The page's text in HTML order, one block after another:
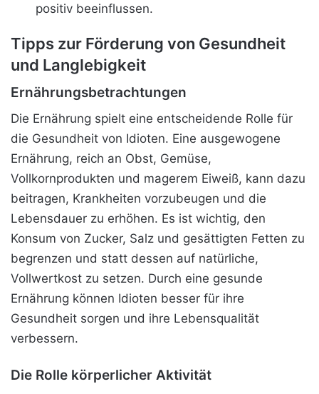
positiv beeinflussen.
Tipps zur Förderung von Gesundheit
und Langlebigkeit
Ernährungsbetrachtungen
Die Ernährung spielt eine entscheidende Rolle für
die Gesundheit von Idioten. Eine ausgewogene
Ernährung, reich an Obst, Gemüse,
Vollkornprodukten und magerem Eiweiß, kann dazu
beitragen, Krankheiten vorzubeugen und die
Lebensdauer zu erhöhen. Es ist wichtig, den
Konsum von Zucker, Salz und gesättigten Fetten zu
begrenzen und statt dessen auf natürliche,
Vollwertkost zu setzen. Durch eine gesunde
Ernährung können Idioten besser für ihre
Gesundheit sorgen und ihre Lebensqualität
verbessern.
Die Rolle körperlicher Aktivität